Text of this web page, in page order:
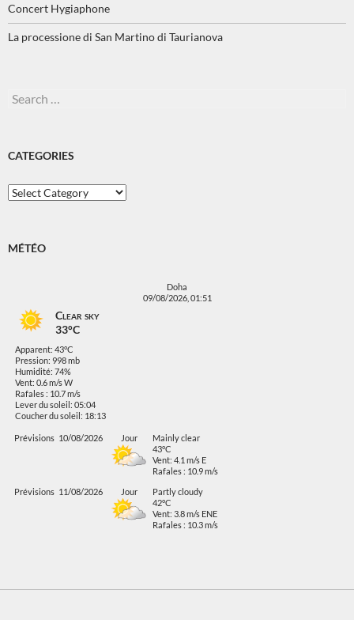
Concert Hygiaphone
La processione di San Martino di Taurianova
Search
CATEGORIES
Categories
MÉTÉO
Doha
09/08/2026, 01:51
Clear sky
33°C
Apparent: 43°C
Pression: 998 mb
Humidité: 74%
Vent: 0.6 m/s W
Rafales : 10.7 m/s
Lever du soleil: 05:04
Coucher du soleil: 18:13
Prévisions 10/08/2026 Jour
Mainly clear
43°C
Vent: 4.1 m/s E
Rafales : 10.9 m/s
Prévisions 11/08/2026 Jour
Partly cloudy
42°C
Vent: 3.8 m/s ENE
Rafales : 10.3 m/s